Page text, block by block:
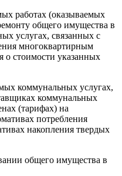
работах (оказываемых
общего имущества в
услугах, связанных с
многоквартирным
о стоимости указанных
коммунальных услугах,
коммунальных
(тарифах) на
потребления
накопления твердых
общего имущества в